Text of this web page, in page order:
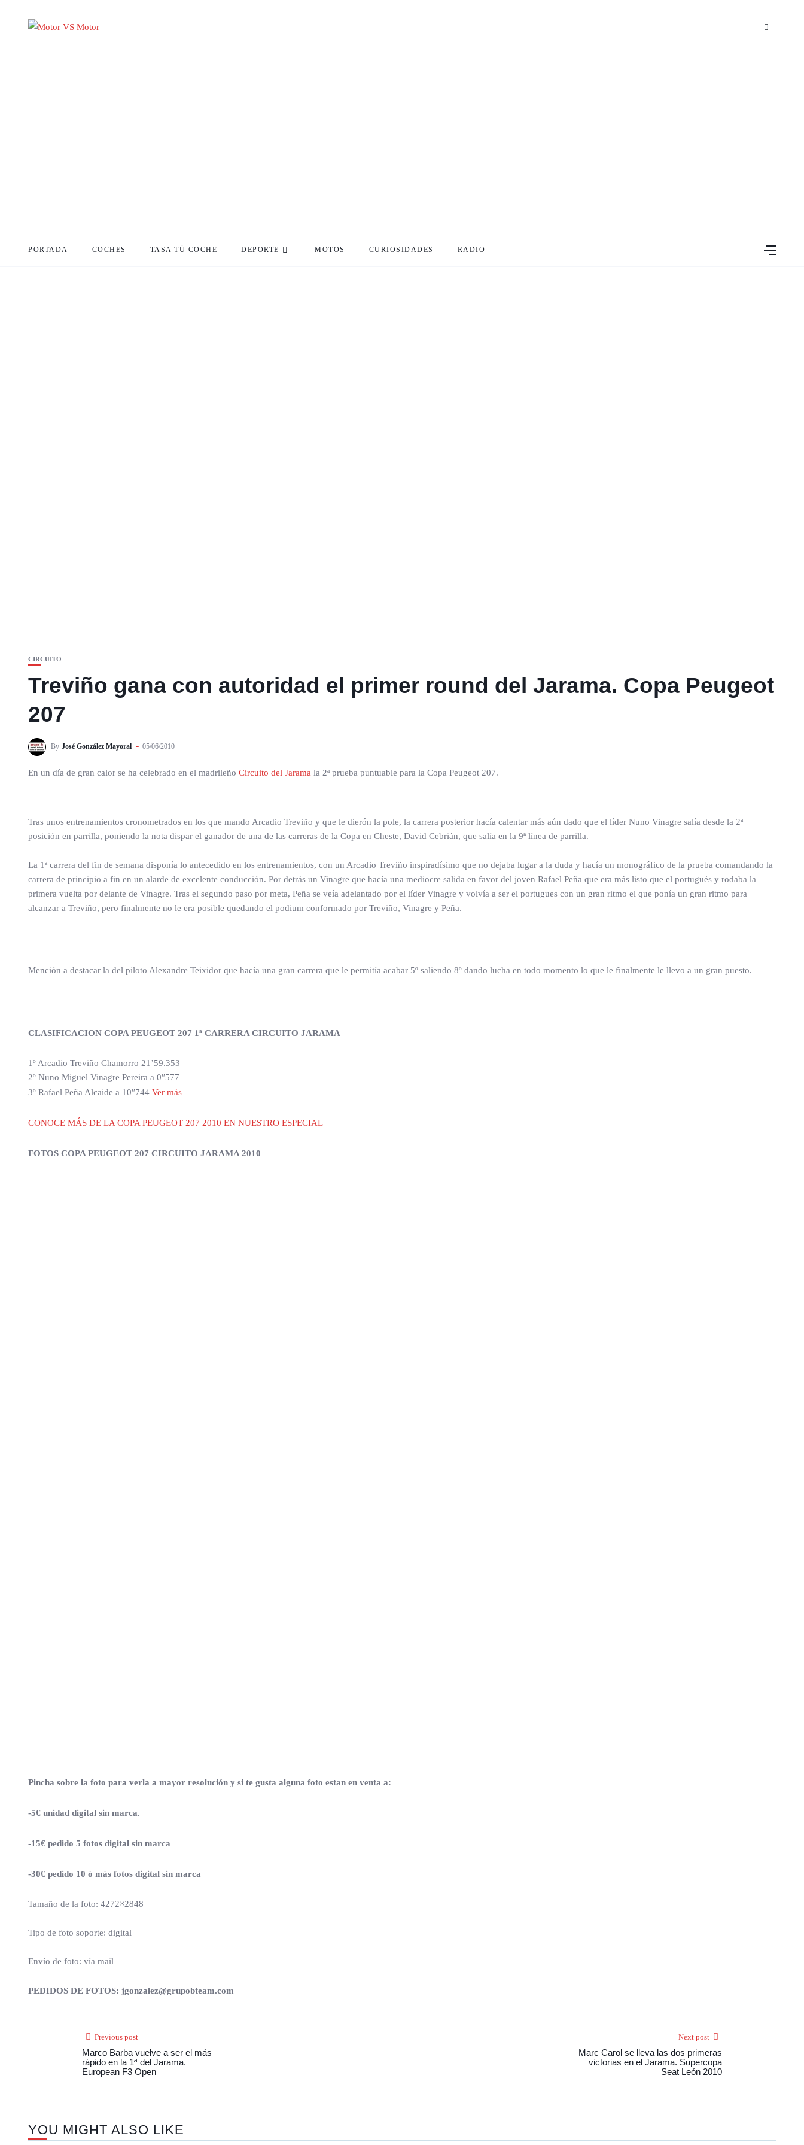
PORTADA COCHES TASA TÚ COCHE DEPORTE MOTOS CURIOSIDADES RADIO
CIRCUITO
Treviño gana con autoridad el primer round del Jarama. Copa Peugeot
207
By José González Mayoral 05/06/2010
En un día de gran calor se ha celebrado en el madrileño Circuito del Jarama la 2ª prueba puntuable para la Copa Peugeot 207.
Tras unos entrenamientos cronometrados en los que mando Arcadio Treviño y que le dierón la pole, la carrera posterior hacía calentar más aún dado que el líder Nuno Vinagre salía desde la 2ª
posición en parrilla, poniendo la nota dispar el ganador de una de las carreras de la Copa en Cheste, David Cebrián, que salía en la 9ª línea de parrilla.
La 1ª carrera del fin de semana disponía lo antecedido en los entrenamientos, con un Arcadio Treviño inspiradísimo que no dejaba lugar a la duda y hacía un monográfico de la prueba comandando la
carrera de principio a fin en un alarde de excelente conducción. Por detrás un Vinagre que hacía una mediocre salida en favor del joven Rafael Peña que era más listo que el portugués y rodaba la
primera vuelta por delante de Vinagre. Tras el segundo paso por meta, Peña se veía adelantado por el líder Vinagre y volvía a ser el portugues con un gran ritmo el que ponía un gran ritmo para
alcanzar a Treviño, pero finalmente no le era posible quedando el podium conformado por Treviño, Vinagre y Peña.
Mención a destacar la del piloto Alexandre Teixidor que hacía una gran carrera que le permitía acabar 5º saliendo 8º dando lucha en todo momento lo que le finalmente le llevo a un gran puesto.
CLASIFICACION COPA PEUGEOT 207 1ª CARRERA CIRCUITO JARAMA
1º Arcadio Treviño Chamorro 21’59.353
2º Nuno Miguel Vinagre Pereira a 0″577
3º Rafael Peña Alcaide a 10″744 Ver más
CONOCE MÁS DE LA COPA PEUGEOT 207 2010 EN NUESTRO ESPECIAL
FOTOS COPA PEUGEOT 207 CIRCUITO JARAMA 2010
Pincha sobre la foto para verla a mayor resolución y si te gusta alguna foto estan en venta a:
-5€ unidad digital sin marca.
-15€ pedido 5 fotos digital sin marca
-30€ pedido 10 ó más fotos digital sin marca
Tamaño de la foto: 4272×2848
Tipo de foto soporte: digital
Envío de foto: vía mail
PEDIDOS DE FOTOS: jgonzalez@grupobteam.com
Previous post
Marco Barba vuelve a ser el más
rápido en la 1ª del Jarama.
European F3 Open
Next post
Marc Carol se lleva las dos primeras
victorias en el Jarama. Supercopa
Seat León 2010
YOU MIGHT ALSO LIKE